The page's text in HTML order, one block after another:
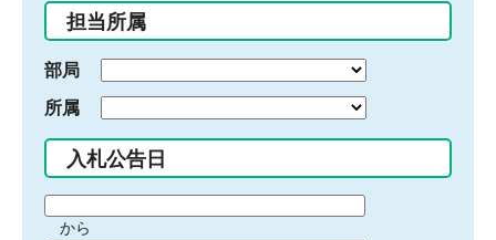
入
力
担当所属
部局
所属
入札公告日
間から